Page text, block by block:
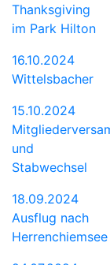
Thanksgiving
im Park Hilton
16.10.2024
Wittelsbacher
15.10.2024
und
Stabwechsel
18.09.2024
Ausflug nach
Herrenchiemsee